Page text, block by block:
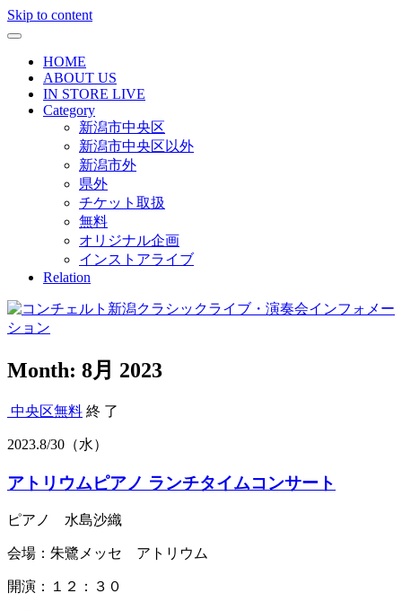
Skip to content
HOME
ABOUT US
IN STORE LIVE
Category
新潟市中央区
新潟市中央区以外
新潟市外
県外
チケット取扱
無料
オリジナル企画
インストアライブ
Relation
Month: 8月 2023
中央区無料 終 了
2023.8/30 （水）
アトリウムピアノ ランチタイムコンサート
ピアノ 水島沙織
会場：朱鷺メッセ アトリウム
開演：１２：３０